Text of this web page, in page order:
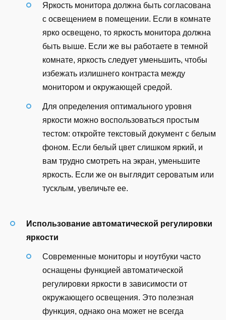
Яркость монитора должна быть согласована
с освещением в помещении. Если в комнате
ярко освещено, то яркость монитора должна
быть выше. Если же вы работаете в темной
комнате, яркость следует уменьшить, чтобы
избежать излишнего контраста между
монитором и окружающей средой.
Для определения оптимального уровня
яркости можно воспользоваться простым
тестом: откройте текстовый документ с белым
фоном. Если белый цвет слишком яркий, и
вам трудно смотреть на экран, уменьшите
яркость. Если же он выглядит сероватым или
тусклым, увеличьте ее.
Использование автоматической регулировки
яркости
Современные мониторы и ноутбуки часто
оснащены функцией автоматической
регулировки яркости в зависимости от
окружающего освещения. Это полезная
функция, однако она может не всегда